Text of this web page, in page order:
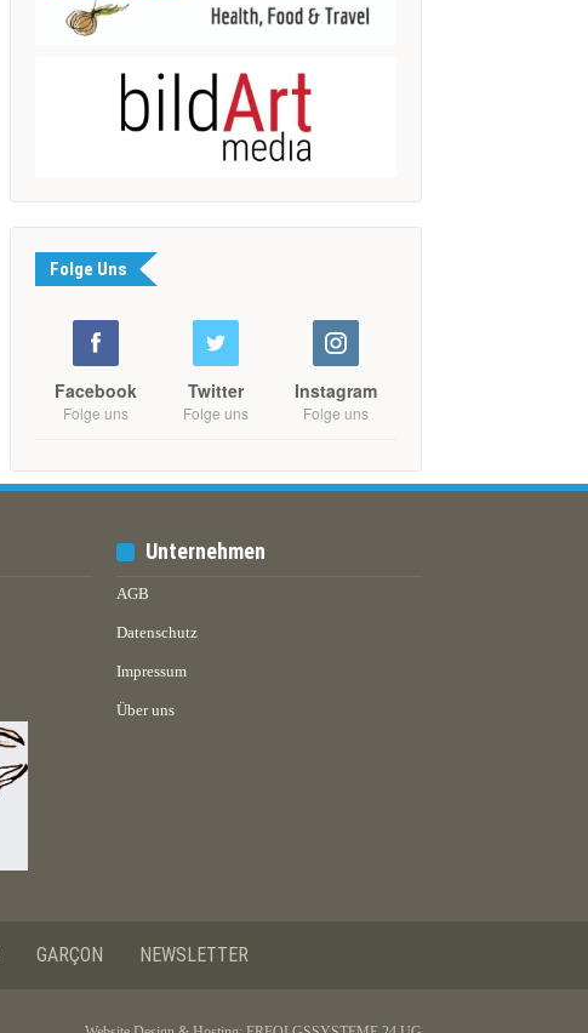
Folge Uns
Facebook
Folge uns
Twitter
Folge uns
Instagram
Folge uns
Unternehmen
AGB
Datenschutz
Impressum
Über uns
GARÇON NEWSLETTER